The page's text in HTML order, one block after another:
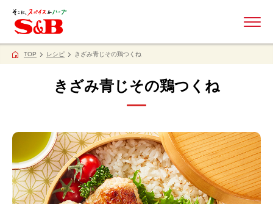
TOP レシピ きざみ青じその鶏つくね
きざみ青じその鶏つくね